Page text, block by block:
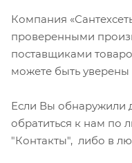
Компания
проверенными
поставщиками
можете быть уверены
Если Вы обнаружили
обратиться к нам по
"Контакты", либо в